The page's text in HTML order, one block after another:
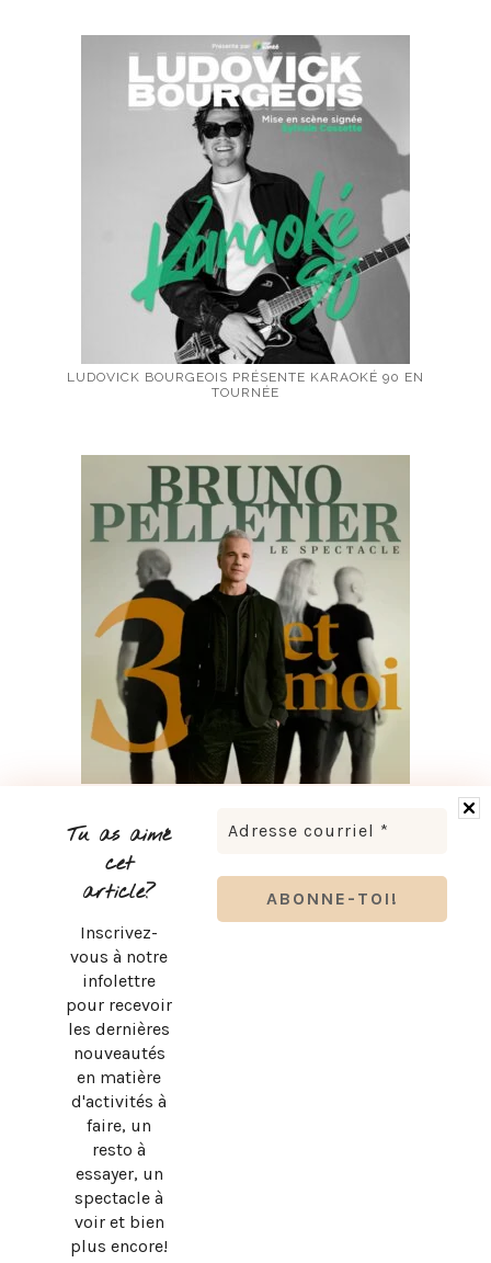
Tu as aimé
cet
article?
Inscrivez-
vous à notre
infolettre
pour recevoir
les dernières
nouveautés
en matière
d'activités à
faire, un
resto à
essayer, un
spectacle à
voir et bien
plus encore!
LUDOVICK BOURGEOIS PRÉSENTE KARAOKÉ 90 EN
TOURNÉE
SUBWAY QUÉBEC : LE RETOUR OFFICIEL DU PAIN PLAT